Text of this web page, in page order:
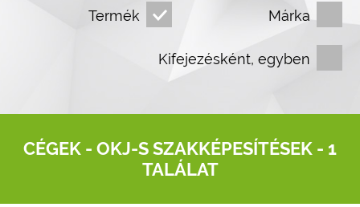
Termék Márka
Kifejezésként, egyben
CÉGEK - OKJ-S SZAKKÉPESÍTÉSEK - 1
TALÁLAT